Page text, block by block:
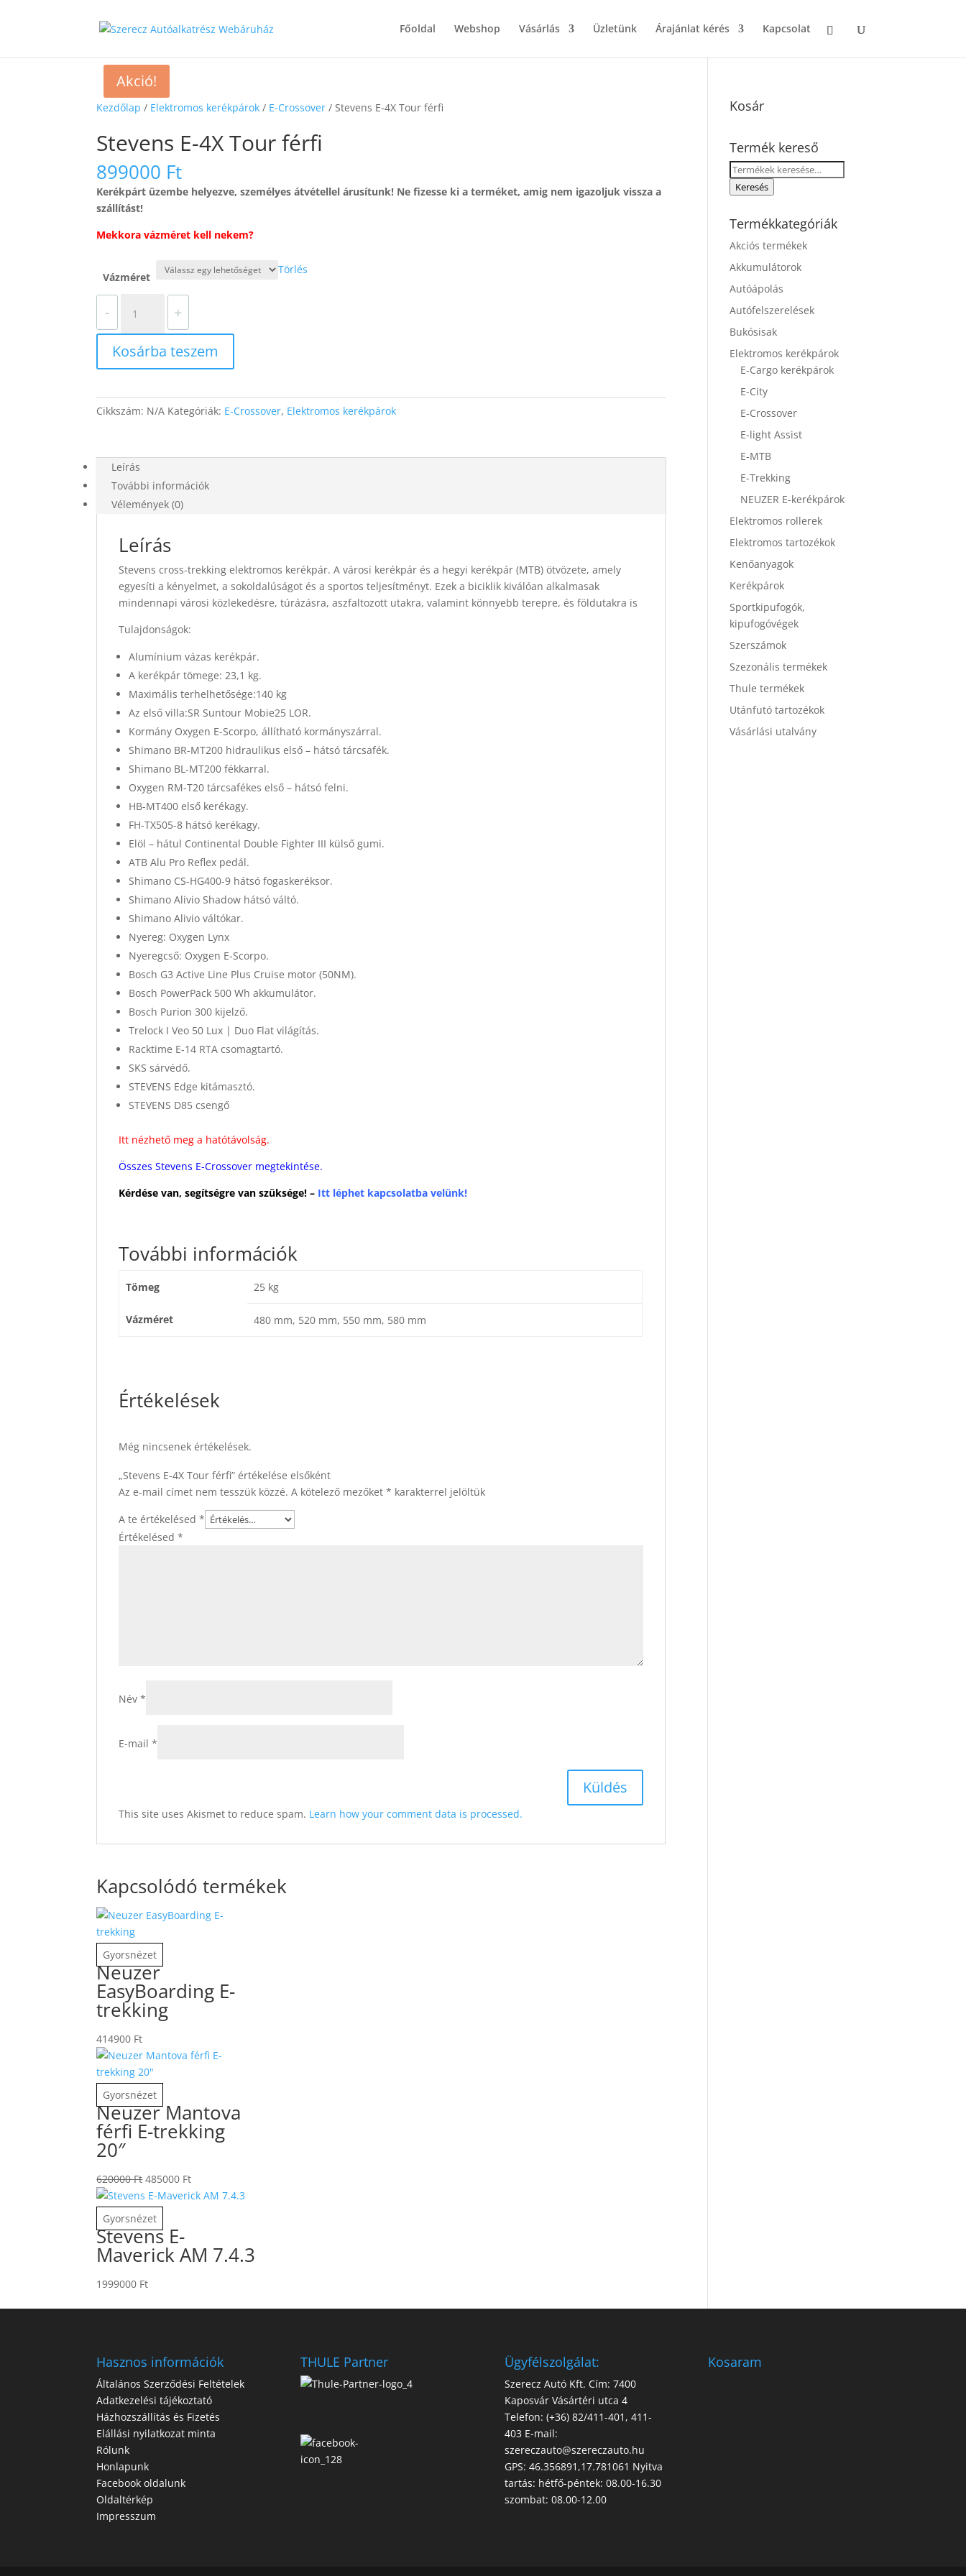
Főoldal Webshop Vásárlás Üzletünk Árajánlat kérés Kapcsolat
Kezdőlap / Elektromos kerékpárok / E-Crossover / Stevens E-4X Tour férfi
Stevens E-4X Tour férfi
899000 Ft
Kerékpárt üzembe helyezve, személyes átvétellel árusítunk! Ne fizesse ki a terméket, amig nem igazoljuk vissza a
szállítást!
Mekkora vázméret kell nekem?
Vázméret
Törlés
-
4X
Tour
férfi
+
Kosárba teszem
Cikkszám: N/A Kategóriák: E-Crossover, Elektromos kerékpárok
Leírás
További információk
Vélemények (0)
Leírás
Stevens cross-trekking elektromos kerékpár. A városi kerékpár és a hegyi kerékpár (MTB) ötvözete, amely
egyesíti a kényelmet, a sokoldalúságot és a sportos teljesítményt. Ezek a biciklik kiválóan alkalmasak
mindennapi városi közlekedésre, túrázásra, aszfaltozott utakra, valamint könnyebb terepre, és földutakra is
Tulajdonságok:
Alumínium vázas kerékpár.
A kerékpár tömege: 23,1 kg.
Maximális terhelhetősége:140 kg
Az első villa:SR Suntour Mobie25 LOR.
Kormány Oxygen E-Scorpo, állítható kormányszárral.
Shimano BR-MT200 hidraulikus első – hátsó tárcsafék.
Shimano BL-MT200 fékkarral.
Oxygen RM-T20 tárcsafékes első – hátsó felni.
HB-MT400 első kerékagy.
FH-TX505-8 hátsó kerékagy.
Elöl – hátul Continental Double Fighter III külső gumi.
ATB Alu Pro Reflex pedál.
Shimano CS-HG400-9 hátsó fogaskeréksor.
Shimano Alivio Shadow hátsó váltó.
Shimano Alivio váltókar.
Nyereg: Oxygen Lynx
Nyeregcső: Oxygen E-Scorpo.
Bosch G3 Active Line Plus Cruise motor (50NM).
Bosch PowerPack 500 Wh akkumulátor.
Bosch Purion 300 kijelző.
Trelock I Veo 50 Lux | Duo Flat világítás.
Racktime E-14 RTA csomagtartó.
SKS sárvédő.
STEVENS Edge kitámasztó.
STEVENS D85 csengő
Itt nézhető meg a hatótávolság.
Összes Stevens E-Crossover megtekintése.
Kérdése van, segítségre van szüksége! – Itt léphet kapcsolatba velünk!
További információk
Tömeg 25 kg
Vázméret 480 mm, 520 mm, 550 mm, 580 mm
Értékelések
Még nincsenek értékelések.
„Stevens E-4X Tour férfi” értékelése elsőként
Az e-mail címet nem tesszük közzé. A kötelező mezőket* karakterrel jelöltük
A te értékelésed*
Értékelésed*
Név*
E-mail*
This site uses Akismet to reduce spam. Learn how your comment data is processed.
Kapcsolódó termékek
Gyorsnézet
Neuzer
EasyBoarding E-
trekking
414900 Ft
Akció!
Gyorsnézet
Neuzer Mantova
férfi E-trekking
20″
620000FtOriginal
price
was:
620000 Ft.
485000 FtCurrent
price
Gyorsnézet
Stevens E-
Maverick AM 7.4.3
1999000 Ft
Kosár
Termék kereső
Keresés
a Keresés
Termékkategóriák
Akciós termékek
Akkumulátorok
Autóápolás
Autófelszerelések
Bukósisak
Elektromos kerékpárok
E-Cargo kerékpárok
E-City
E-Crossover
E-light Assist
E-MTB
E-Trekking
NEUZER E-kerékpárok
Elektromos rollerek
Elektromos tartozékok
Kenőanyagok
Kerékpárok
Sportkipufogók,
kipufogóvégek
Szerszámok
Szezonális termékek
Thule termékek
Utánfutó tartozékok
Vásárlási utalvány
Hasznos információk
Általános Szerződési Feltételek
Adatkezelési tájékoztató
Házhozszállítás és Fizetés
Elállási nyilatkozat minta
Rólunk
Honlapunk
Facebook oldalunk
Oldaltérkép
Impresszum
THULE Partner Ügyfélszolgálat:
Szerecz Autó Kft. Cím: 7400
Kaposvár Vásártéri utca 4
Telefon: (+36) 82/411-401, 411-
403 E-mail:
szereczauto@szereczauto.hu
GPS: 46.356891,17.781061 Nyitva
tartás: hétfő-péntek: 08.00-16.30
szombat: 08.00-12.00
Kosaram